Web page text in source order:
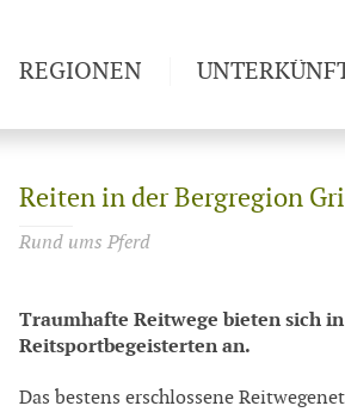
Reiten in der Bergregion
Rund ums Pferd
Traumhafte Reitwege bieten sich
Reitsportbegeisterten an.
Das bestens erschlossene
REGIONEN